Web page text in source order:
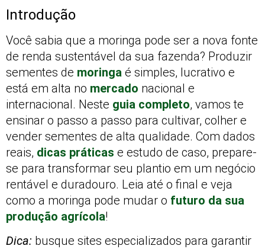
Introdução
Você sabia que a moringa pode ser a nova fonte
de renda sustentável da sua fazenda? Produzir
sementes de moringa é simples, lucrativo e
está em alta no mercado nacional e
internacional. Neste guia completo, vamos te
ensinar o passo a passo para cultivar, colher e
vender sementes de alta qualidade. Com dados
reais, dicas práticas e estudo de caso, prepare-
se para transformar seu plantio em um negócio
rentável e duradouro. Leia até o final e veja
como a moringa pode mudar o futuro da sua
produção agrícola!
Dica: busque sites especializados para garantir